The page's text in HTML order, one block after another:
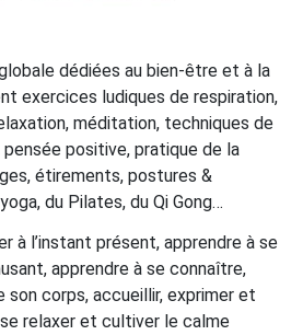
dédiées au bien-être et à la
exercices ludiques de respiration,
méditation, techniques de
positive, pratique de la
étirements, postures &
du Pilates, du Qi Gong…
à l’instant présent, apprendre à se
apprendre à se connaître,
son corps, accueillir, exprimer et
relaxer et cultiver le calme